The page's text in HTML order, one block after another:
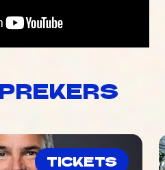
TICKETS